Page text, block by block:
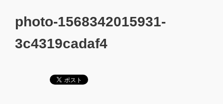
photo-1568342015931-
3c4319cadaf4